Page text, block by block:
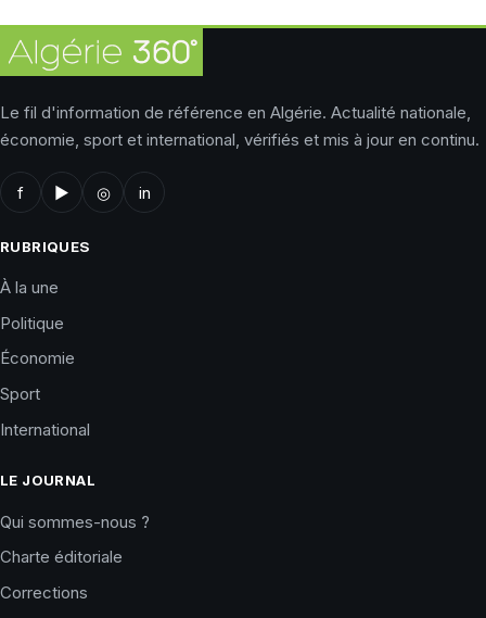
Le fil d'information de référence en Algérie. Actualité nationale,
économie, sport et international, vérifiés et mis à jour en continu.
f ▶ ◎ in
RUBRIQUES
À la une
Politique
Économie
Sport
International
LE JOURNAL
Qui sommes-nous ?
Charte éditoriale
Corrections